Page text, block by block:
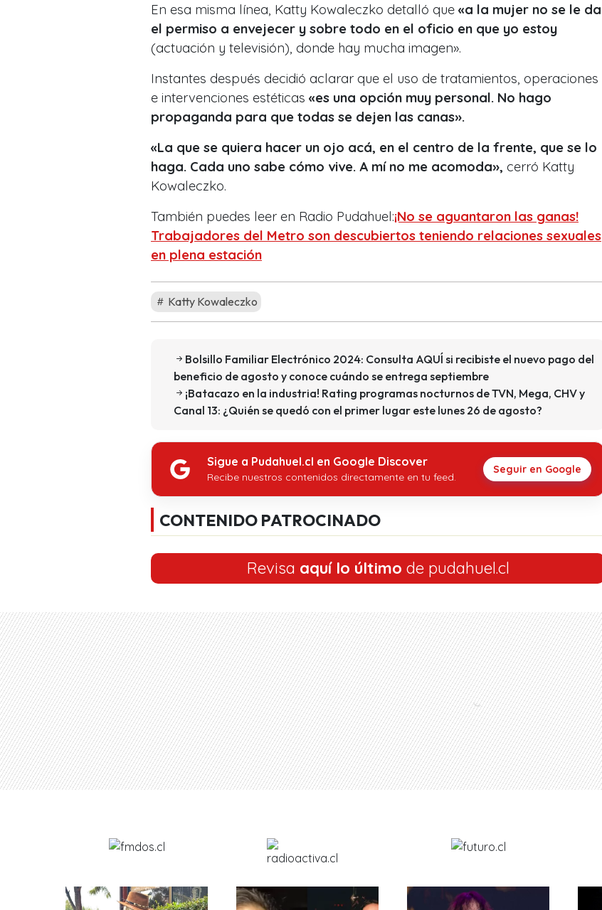
En esa misma línea, Katty Kowaleczko detalló que «a la mujer no se le da
el permiso a envejecer y sobre todo en el oficio en que yo estoy
(actuación y televisión), donde hay mucha imagen».
Instantes después decidió aclarar que el uso de tratamientos, operaciones
e intervenciones estéticas «es una opción muy personal. No hago
propaganda para que todas se dejen las canas».
«La que se quiera hacer un ojo acá, en el centro de la frente, que se lo
haga. Cada uno sabe cómo vive. A mí no me acomoda», cerró Katty
Kowaleczko.
También puedes leer en Radio Pudahuel:¡No se aguantaron las ganas!
Trabajadores del Metro son descubiertos teniendo relaciones sexuales
en plena estación
Katty Kowaleczko
Bolsillo Familiar Electrónico 2024: Consulta AQUÍ si recibiste el nuevo pago del
beneficio de agosto y conoce cuándo se entrega septiembre
¡Batacazo en la industria! Rating programas nocturnos de TVN, Mega, CHV y
Canal 13: ¿Quién se quedó con el primer lugar este lunes 26 de agosto?
Sigue a Pudahuel.cl en Google Discover
Recibe nuestros contenidos directamente en tu feed.
Seguir en Google
CONTENIDO PATROCINADO
Revisa aquí lo último de pudahuel.cl